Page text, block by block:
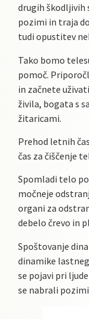
drugih škodljivih
pozimi in traja
tudi opustitev
Tako bomo
pomoč.
in začnete
živila, bogata s
žitaricami.
Prehod letnih
čas za čiščenje
Spomladi telo
močneje
organi za
debelo črevo in
Spoštovanje
dinamike
se pojavi pri
se nabrali